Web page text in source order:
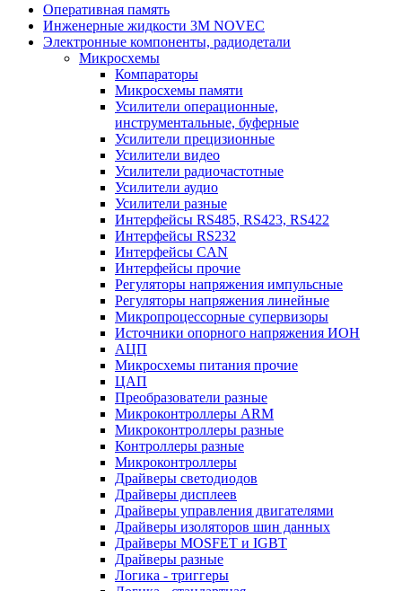
Оперативная память
Инженерные жидкости 3M NOVEC
Электронные компоненты, радиодетали
Микросхемы
Компараторы
Микросхемы памяти
Усилители операционные,
инструментальные, буферные
Усилители прецизионные
Усилители видео
Усилители радиочастотные
Усилители аудио
Усилители разные
Интерфейсы RS485, RS423, RS422
Интерфейсы RS232
Интерфейсы CAN
Интерфейсы прочие
Регуляторы напряжения импульсные
Регуляторы напряжения линейные
Микропроцессорные супервизоры
Источники опорного напряжения ИОН
АЦП
Микросхемы питания прочие
ЦАП
Преобразователи разные
Микроконтроллеры ARM
Микроконтроллеры разные
Контроллеры разные
Микроконтроллеры
Драйверы светодиодов
Драйверы дисплеев
Драйверы управления двигателями
Драйверы изоляторов шин данных
Драйверы MOSFET и IGBT
Драйверы разные
Логика - триггеры